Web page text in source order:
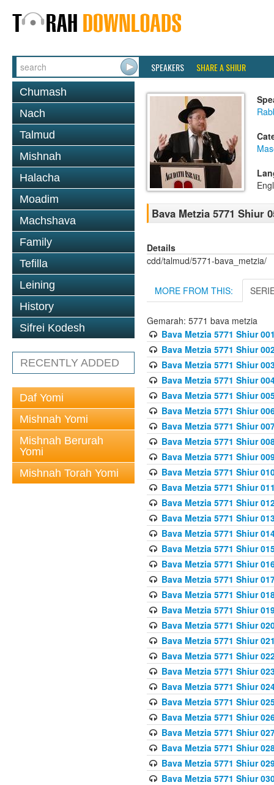
SPEAKERS SHARE A SHIUR
Chumash
Nach
Talmud
Mishnah
Halacha
Moadim
Machshava
Family
Tefilla
Leining
History
Sifrei Kodesh
RECENTLY ADDED
Daf Yomi
Mishnah Yomi
Mishnah Berurah
Yomi
Mishnah Torah Yomi
Bava Metzia 5771 Shiur
Details
cdd/talmud/5771-bava_metzia/
MORE FROM THIS:
Gemarah: 5771 bava metzia
Bava Metzia 5771 Shiur
Bava Metzia 5771 Shiur
Bava Metzia 5771 Shiur
Bava Metzia 5771 Shiur
Bava Metzia 5771 Shiur
Bava Metzia 5771 Shiur
Bava Metzia 5771 Shiur
Bava Metzia 5771 Shiur
Bava Metzia 5771 Shiur
Bava Metzia 5771 Shiur
Bava Metzia 5771 Shiur
Bava Metzia 5771 Shiur
Bava Metzia 5771 Shiur
Bava Metzia 5771 Shiur
Bava Metzia 5771 Shiur
Bava Metzia 5771 Shiur
Bava Metzia 5771 Shiur
Bava Metzia 5771 Shiur
Bava Metzia 5771 Shiur
Bava Metzia 5771 Shiur
Bava Metzia 5771 Shiur
Bava Metzia 5771 Shiur
Bava Metzia 5771 Shiur
Bava Metzia 5771 Shiur
Bava Metzia 5771 Shiur
Bava Metzia 5771 Shiur
Bava Metzia 5771 Shiur
Bava Metzia 5771 Shiur
Bava Metzia 5771 Shiur
Bava Metzia 5771 Shiur